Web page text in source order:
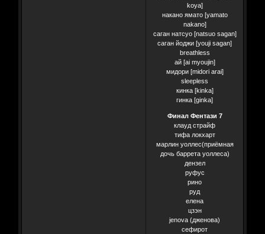
koya]
накано ямато [yamato
nakano]
саган натсуо [natsuo sagan]
саган йоджи [youji sagan]
breathless
ай [ai myoujin]
мидори [midori arai]
sleepless
кинка [kinka]
гинка [ginka]
Финал Фентази 7
клауд страйф
тифа локхарт
марлин уоллес(приёмная
дочь баррета уоллеса)
дензел
руфус
рино
руд
елена
цзэн
jenova (дженова)
сефирот